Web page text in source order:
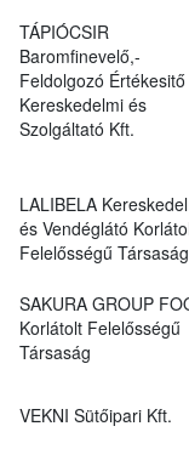
TÁPIÓCSIR
Baromfinevelő,-
Feldolgozó Értékesitő
Kereskedelmi és
Szolgáltató Kft.
LALIBELA
és Vendéglátó
Felelősségű Társaság
SAKURA GROUP
Korlátolt Felelősségű
Társaság
VEKNI Sütőipari Kft.